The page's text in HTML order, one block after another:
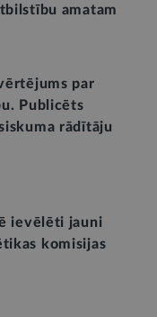
amatam
par
Publicēts
rādītāju
ievēlēti jauni
komisijas